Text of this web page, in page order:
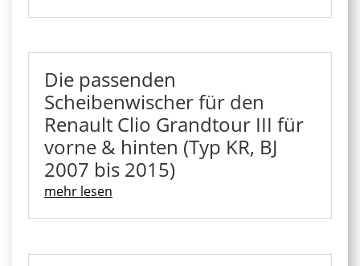
Die passenden
Scheibenwischer für den
Renault Clio Grandtour III für
vorne & hinten (Typ KR, BJ
2007 bis 2015)
mehr lesen